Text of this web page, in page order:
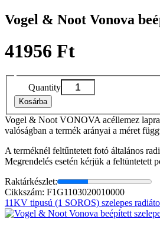
Vogel & Noot Vonova
41956 Ft
Quantity
Kosárba
Vogel & Noot VONOVA acéllemez
valóságban a termék arányai a méret
A terméknél feltűntetett fotó általános
Megrendelés esetén kérjük a feltüntetett
Raktárkészlet:
Cikkszám: F1G1103020010000
11KV tipusú (1 SOROS) szelepes